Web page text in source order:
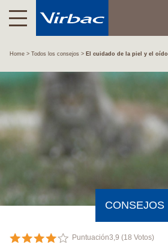
Home Todos los consejos El cuidado de la piel y el oído
CONSEJOS
Puntuación3,9 (18 Votos)